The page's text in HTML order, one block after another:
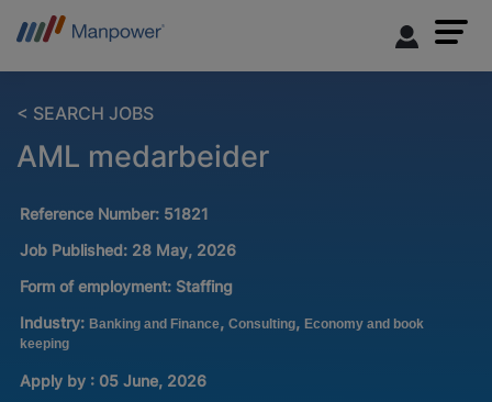
< SEARCH JOBS
AML medarbeider
Reference Number: 51821
Job Published: 28 May, 2026
Form of employment: Staffing
Industry: Banking and Finance, Consulting, Economy and book
keeping
Apply by : 05 June, 2026